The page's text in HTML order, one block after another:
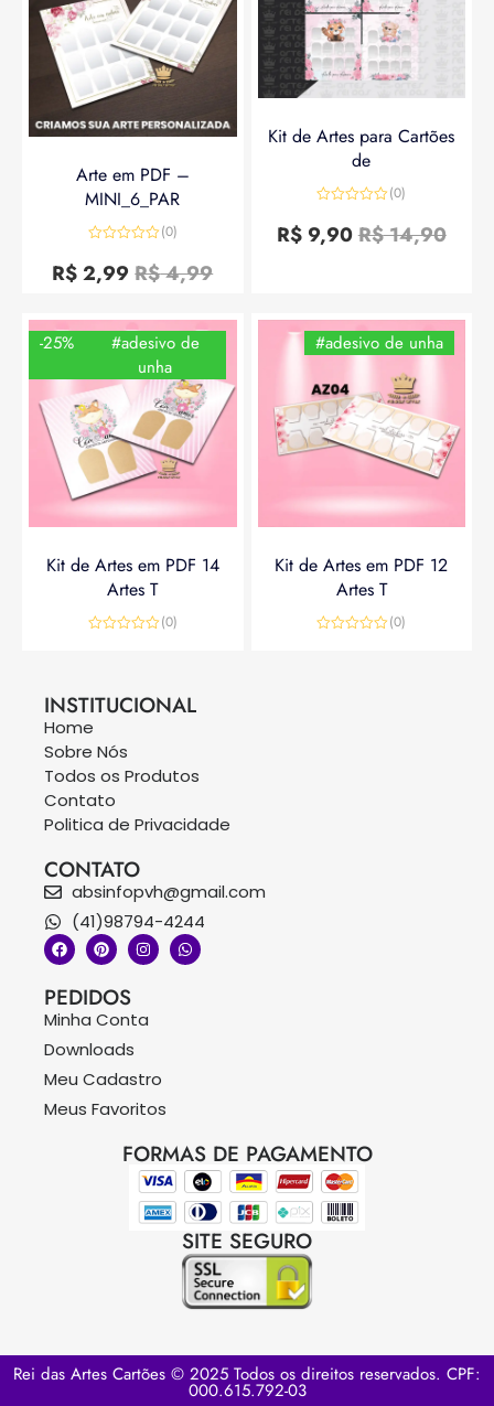
Arte em PDF –
MINI_6_PAR
0
de
(0)
R$4,99
R$2,99
Kit de Artes para Cartões
de
0
de
(0)
R$14,90
R$9,90
-25%
#adesivo de
unha
Kit de Artes em PDF 14
Artes T
(0)
#adesivo de unha
Kit de Artes em PDF 12
Artes T
(0)
INSTITUCIONAL
Home
Sobre Nós
Todos os Produtos
Contato
Politica de Privacidade
CONTATO
absinfopvh@gmail.com
(41)98794-4244
PEDIDOS
Minha Conta
Downloads
Meu Cadastro
Meus Favoritos
FORMAS DE PAGAMENTO
SITE SEGURO
Rei das Artes Cartões © 2025 Todos os direitos reservados. CPF:
000.615.792-03